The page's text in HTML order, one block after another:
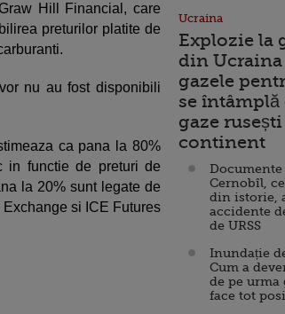
Hill Financial, care
preturilor platite de
nu au fost disponibili
ca pana la 80%
in functie de preturi de
la 20% sunt legate de
si ICE Futures
Ucraina
Explozie la
din Ucraina
gazele
se
gaze
continent
Documente
Cernobîl,
din istorie,
accidente
de URSS
Inundație
Cum a
de pe urma
face tot